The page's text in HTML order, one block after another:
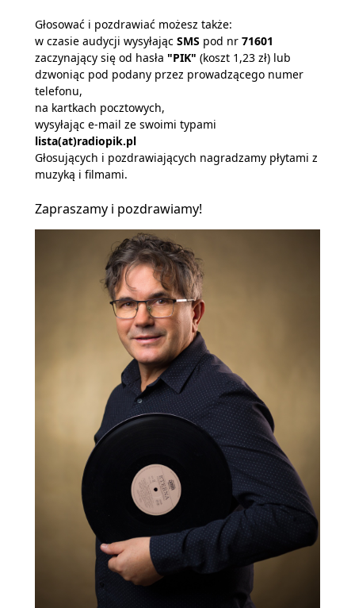
Głosować i pozdrawiać możesz także:
w czasie audycji wysyłając SMS pod nr 71601
zaczynający się od hasła "PIK" (koszt 1,23 zł) lub
dzwoniąc pod podany przez prowadzącego numer
telefonu,
na kartkach pocztowych,
wysyłając e-mail ze swoimi typami
lista(at)radiopik.pl
Głosujących i pozdrawiających nagradzamy płytami z
muzyką i filmami.
Zapraszamy i pozdrawiamy!